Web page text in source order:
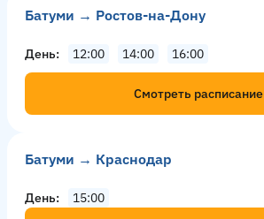
Батуми → Ростов-на-Дону
День 12:00 14:00 16:00
Смотреть расписание
Батуми → Краснодар
День
15:00